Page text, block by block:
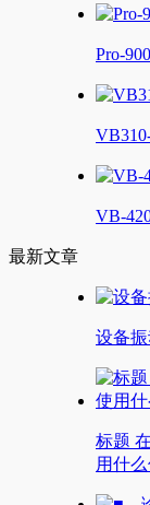
Pro-
VB-
最新文章
设备
标题
用什